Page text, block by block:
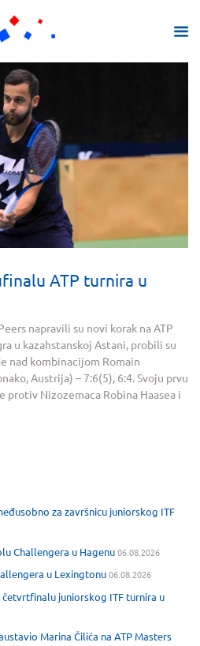
ATP turnira u
napravili su novi korak na ATP
u kazahstanskoj Astani, probili su
nad kombinacijom Romain
Austrija) – 7:6(5), 6:4. Svoju prvu
Nizozemaca Robina Haasea i
za završnicu juniorskog ITF
Challengera u Hagenu06.08.2026
u Lexingtonu06.08.2026
četvrtfinalu juniorskog ITF turnira u
Marina Čilića na ATP Masters